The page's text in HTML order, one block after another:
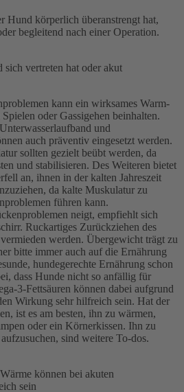
Hund körperlich überanstrengt hat,
begleitend nach einer Operation.
vertreten hat oder akut
kann ein wirksames Warm-
oder Gassigehen beinhalten.
und
auch präventiv eingesetzt werden.
sollten gezielt beübt werden, da
und stabilisieren. Des Weiteren bietet
an, ihnen in der kalten Jahreszeit
da kalte Muskulatur zu
führen kann.
neigt, empfiehlt sich
Ruckartiges Zurückziehen des
werden. Übergewicht trägt zu
bitte immer auch auf die Ernährung
hundegerechte Ernährung schon
dass Hunde nicht so anfällig für
3-Fettsäuren können dabei aufgrund
Wirkung sehr hilfreich sein. Hat der
ist es am besten, ihn zu wärmen,
oder ein Körnerkissen. Ihn zu
sind weitere To-dos.
können bei akuten
sein